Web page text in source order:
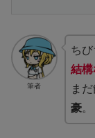
筆者
ちび
結
ま
豪。